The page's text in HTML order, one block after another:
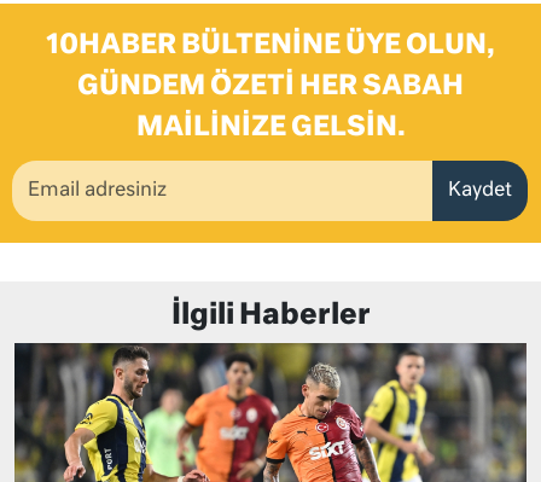
10HABER BÜLTENINE ÜYE OLUN,
GÜNDEM ÖZETI HER SABAH
MAILINIZE GELSIN.
Kaydet
İlgili Haberler